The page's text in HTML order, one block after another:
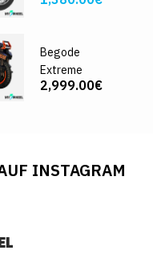
Begode
Extreme
2,999.00€
INSTAGRAM